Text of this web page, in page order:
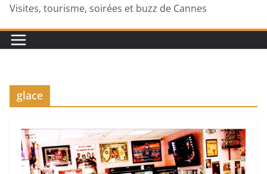
Visites, tourisme, soirées et buzz de Cannes
glace